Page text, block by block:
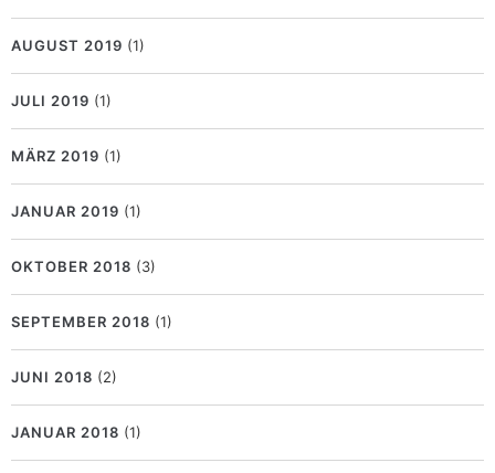
AUGUST 2019 (1)
JULI 2019 (1)
MÄRZ 2019 (1)
JANUAR 2019 (1)
OKTOBER 2018 (3)
SEPTEMBER 2018 (1)
JUNI 2018 (2)
JANUAR 2018 (1)